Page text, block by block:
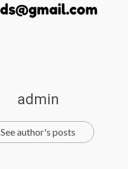
admin
See author's posts